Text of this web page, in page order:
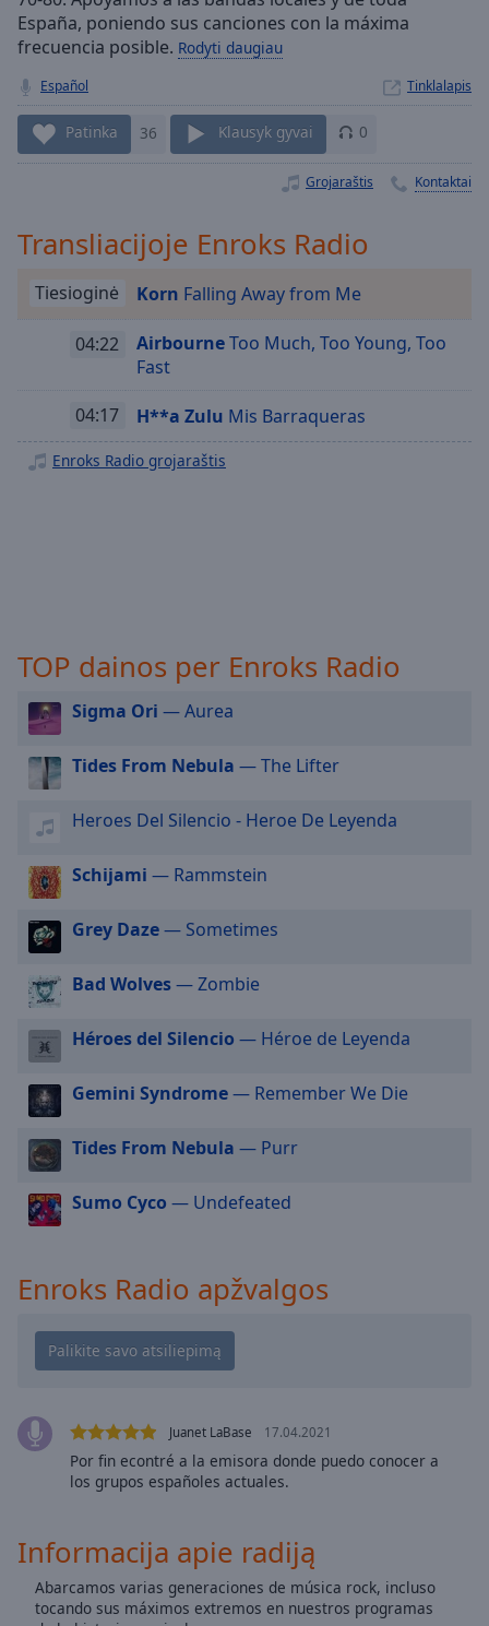
behind
liveLIVE
Remaining
Time-
1x
Chapters
descriptions
selected
Subtitles
off,
selected
Audio
Picture-
Picture
This
modal
Beginning
dialog
window.
Escape
cancel
close
Text
Color
Text
Background
Opacity
España, poniendo sus canciones con la máxima
frecuencia posible. Rodyti daugiau
Español Tinklalapis
Patinka 36 Klausyk gyvai 0
Grojaraštis Kontaktai
Transliacijoje Enroks Radio
Tiesioginė Korn Falling Away from Me
04:22 AirbourneToo Much, Too Young, Too
Fast
04:17 H**a Zulu Mis Barraqueras
Enroks Radio grojaraštis
TOP dainos per Enroks Radio
Sigma Ori — Aurea
Tides From Nebula — The Lifter
Heroes Del Silencio - Heroe De Leyenda
Schijami — Rammstein
Grey Daze— Sometimes
Bad Wolves— Zombie
Héroes del Silencio — Héroe de Leyenda
Gemini Syndrome— Remember We Die
Tides From Nebula — Purr
Sumo Cyco — Undefeated
Enroks Radio apžvalgos
Juanet LaBase 17.04.2021
Por fin econtré a la emisora donde puedo conocer a
los grupos españoles actuales.
Informacija apie radiją
Abarcamos varias generaciones de música rock, incluso
tocando sus máximos extremos en nuestros programas